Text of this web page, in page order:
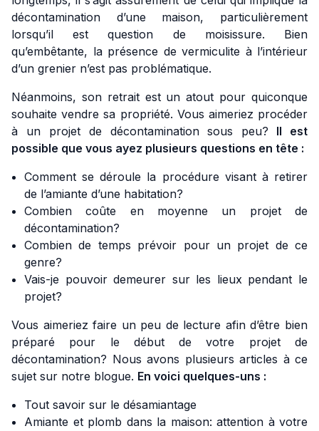
décontamination d’une maison, particulièrement
lorsqu’il est question de moisissure. Bien
qu’embêtante, la présence de vermiculite à l’intérieur
d’un grenier n’est pas problématique.
Néanmoins, son retrait est un atout pour quiconque
souhaite vendre sa propriété. Vous aimeriez procéder
à un projet de décontamination sous peu? Il est
possible que vous ayez plusieurs questions en tête :
Comment se déroule la procédure visant à retirer
de l’amiante d’une habitation?
Combien coûte en moyenne un projet de
décontamination?
Combien de temps prévoir pour un projet de ce
genre?
Vais-je pouvoir demeurer sur les lieux pendant le
projet?
Vous aimeriez faire un peu de lecture afin d’être bien
préparé pour le début de votre projet de
décontamination? Nous avons plusieurs articles à ce
sujet sur notre blogue. En voici quelques-uns :
Tout savoir sur le désamiantage
Amiante et plomb dans la maison: attention à votre